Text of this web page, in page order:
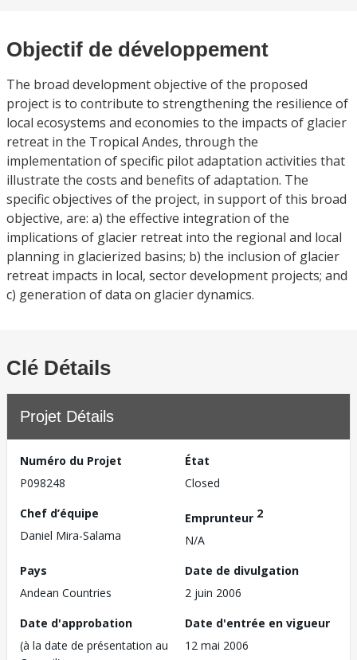
Objectif de développement
The broad development objective of the proposed
project is to contribute to strengthening the resilience of
local ecosystems and economies to the impacts of glacier
retreat in the Tropical Andes, through the
implementation of specific pilot adaptation activities that
illustrate the costs and benefits of adaptation. The
specific objectives of the project, in support of this broad
objective, are: a) the effective integration of the
implications of glacier retreat into the regional and local
planning in glacierized basins; b) the inclusion of glacier
retreat impacts in local, sector development projects; and
c) generation of data on glacier dynamics.
Clé Détails
Projet Détails
Numéro du Projet
P098248
État
Closed
Chef d’équipe
Daniel Mira-Salama
Emprunteur 2
N/A
Pays
Andean Countries
Date de divulgation
2 juin 2006
Date d'approbation
(à la date de présentation au
Date d'entrée en vigueur
12 mai 2006